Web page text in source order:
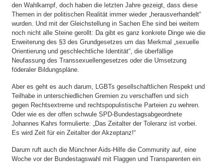
den Wahlkampf, doch haben die letzten Jahre gezeigt, dass diese
Themen in der politischen Realität immer wieder „herausverhandelt“
wurden. Und mit der Gleichstellung in Sachen Ehe sind bei weitem
noch nicht alle Steine gerollt: Da gibt es ganz konkrete Dinge wie die
Erweiterung des §3 des Grundgesetzes um das Merkmal „sexuelle
Orientierung und geschlechtliche Identität“, die überfällige
Neufassung des Transsexuellengesetzes oder die Umsetzung
föderaler Bildungspläne.
Aber es geht es auch darum, LGBTs gesellschaftlichen Respekt und
Teilhabe in unterschiedlichen Gremien zu verschaffen und sich
gegen Rechtsextreme und rechtspopulistische Parteien zu wehren.
Oder wie es der offen schwule SPD-Bundestagsabgeordnete
Johannes Kahrs formulierte: „Das Zeitalter der Toleranz ist vorbei.
Es wird Zeit für ein Zeitalter der Akzeptanz!“
Darum ruft auch die Münchner Aids-Hilfe die Community auf, eine
Woche vor der Bundestagswahl mit Flaggen und Transparenten ein